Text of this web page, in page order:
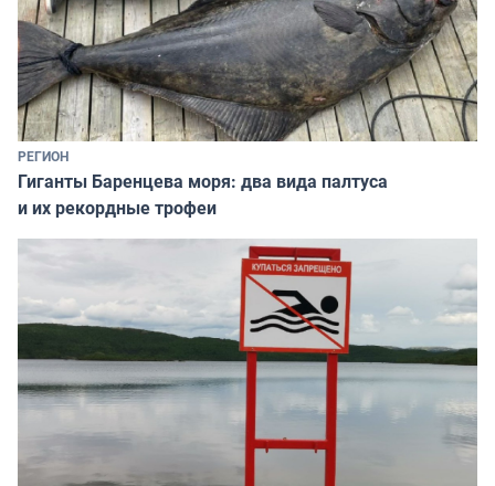
РЕГИОН
Гиганты Баренцева моря: два вида палтуса
и их рекордные трофеи